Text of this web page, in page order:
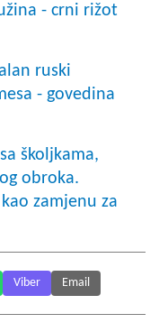
- crni rižot
ruski
- govedina
školjkama,
obroka.
zamjenu za
Viber Email